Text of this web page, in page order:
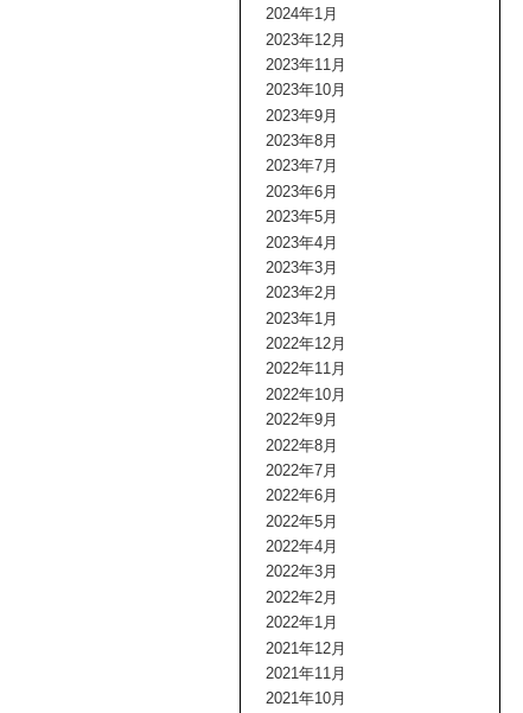
2024年1月
2023年12月
2023年11月
2023年10月
2023年9月
2023年8月
2023年7月
2023年6月
2023年5月
2023年4月
2023年3月
2023年2月
2023年1月
2022年12月
2022年11月
2022年10月
2022年9月
2022年8月
2022年7月
2022年6月
2022年5月
2022年4月
2022年3月
2022年2月
2022年1月
2021年12月
2021年11月
2021年10月